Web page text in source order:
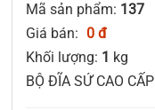
Mã sản phẩm: 137
Giá bán: 0 đ
Khối lượng: 1 kg
BỘ ĐĨA SỨ CAO CẤP